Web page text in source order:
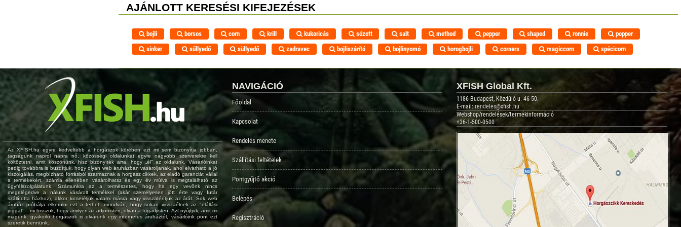
AJÁNLOTT KERESÉSI KIFEJEZÉSEK
bojli borsos corn krill kukoricás sózott salt method pepper shaped ronnie
popper
sinker
sűllyedő süllyedő zadravec bojliszárító bojlinyomó horogbojli corners magiccorn spécicorn
Az XFISH.hu egyre kedveltebb a horgászok körében ezt mi sem bizonyítja jobban,
tagságunk napról napra nő, közösségi oldalunkat egyre nagyobb szerverekre kell
költöztetni, amit köszönünk, hisz bizonyíték arra, hogy „él” az oldalunk. Vásárlóinkat
pedig továbbra is buzdítjuk, hogy olyan web áruházban vásároljanak, ahol elvárható a jó
kiszolgálás, megbízható forrásból származnak a horgász cikkek, az eladó garanciát vállal
a termékekért, számla ellenében vásárolhatsz és egy év múlva is megtalálható az
ügyfélszolgálatunk. Számunkra az a természetes, hogy ha egy vevőnk nincs
megelégedve a nálunk vásárolt termékkel (akár személyesen jött érte vagy futár
szállította házhoz), akkor kicseréljük valami másra vagy visszatérítjük az árát. Sok web
áruház próbálja elkerülni ezt a terhet, mondván, hogy sokan visszaélnek az "elállási
joggal" – mi hisszük, hogy amilyen az adjonisten, olyan a fogadjisten. Azt nyújtjuk, amit mi
magunk, gyakorló horgászok is elvárunk egy internetes áruháztól, vásárlóink pont ezt
szeretik bennünk.
NAVIGÁCIÓ
Főoldal
Kapcsolat
Rendelés menete
Szállítási feltételek
Pontgyűjtő akció
Belépés
Regisztráció
XFISH Global Kft.
1186 Budapest, Közdűlő u. 46-50.
E-mail:rendeles@xfish.hu
Webshop/rendelések/termékinformáció
+36-1-500-0500